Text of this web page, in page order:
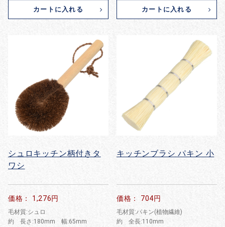
カートに入れる カートに入れる
シュロキッチン柄付きタ
ワシ
価格： 1,276円
毛材質:シュロ
約 長さ:180mm 幅:65mm
キッチンブラシ パキン 小
価格： 704円
毛材質:パキン(植物繊維)
約 全長:110mm